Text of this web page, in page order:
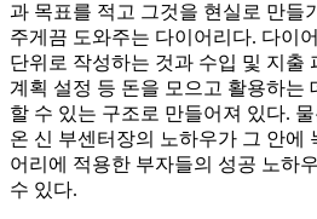
과 목표를 적고 그것을 현실로 만들
주게끔 도와주는 다이어리다. 다이
단위로 작성하는 것과 수입 및 지출
계획 설정 등 돈을 모으고 활용하는
할 수 있는 구조로 만들어져 있다.
온 신 부센터장의 노하우가 그 안에
어리에 적용한 부자들의 성공 노하
수 있다.